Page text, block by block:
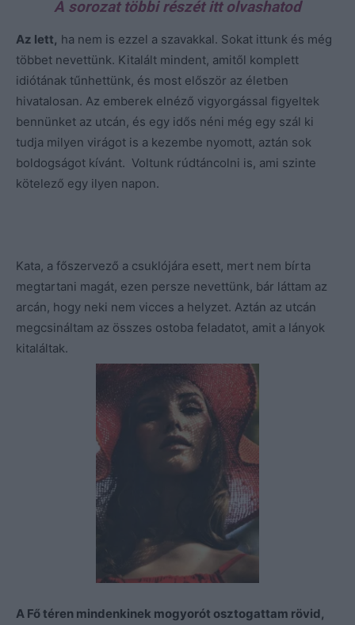
A sorozat többi részét itt olvashatod
Az lett, ha nem is ezzel a szavakkal. Sokat ittunk és még
többet nevettünk. Kitalált mindent, amitől komplett
idiótának tűnhettünk, és most először az életben
hivatalosan. Az emberek elnéző vigyorgással figyeltek
bennünket az utcán, és egy idős néni még egy szál ki
tudja milyen virágot is a kezembe nyomott, aztán sok
boldogságot kívánt. Voltunk rúdtáncolni is, ami szinte
kötelező egy ilyen napon.
Kata, a főszervező a csuklójára esett, mert nem bírta
megtartani magát, ezen persze nevettünk, bár láttam az
arcán, hogy neki nem vicces a helyzet. Aztán az utcán
megcsináltam az összes ostoba feladatot, amit a lányok
kitaláltak.
A Fő téren mindenkinek mogyorót osztogattam rövid,